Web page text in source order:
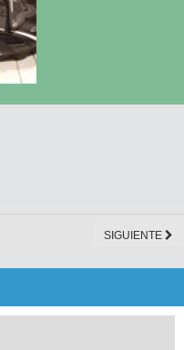
SIGUIENTE